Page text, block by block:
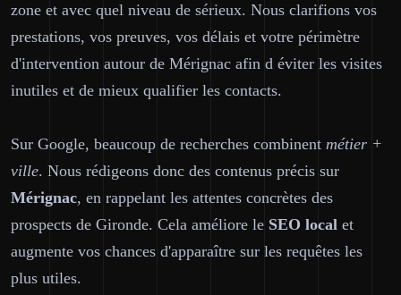
zone et avec quel niveau de sérieux. Nous clarifions vos
prestations, vos preuves, vos délais et votre périmètre
d'intervention autour de Mérignac afin d éviter les visites
inutiles et de mieux qualifier les contacts.
Sur Google, beaucoup de recherches combinent métier +
ville. Nous rédigeons donc des contenus précis sur
Mérignac, en rappelant les attentes concrètes des
prospects de Gironde. Cela améliore le SEO local et
augmente vos chances d'apparaître sur les requêtes les
plus utiles.